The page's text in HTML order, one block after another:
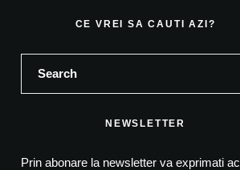
CE VREI SA CAUTI AZI?
NEWSLETTER
Prin abonare la newsletter va exprimati